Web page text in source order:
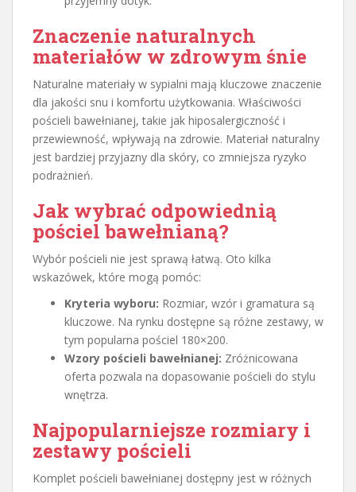
Znaczenie naturalnych
materiałów w zdrowym śnie
Naturalne materiały w sypialni mają kluczowe znaczenie
dla jakości snu i komfortu użytkowania. Właściwości
pościeli bawełnianej, takie jak hiposalergiczność i
przewiewność, wpływają na zdrowie. Materiał naturalny
jest bardziej przyjazny dla skóry, co zmniejsza ryzyko
podrażnień.
Jak wybrać odpowiednią
pościel bawełnianą?
Wybór pościeli nie jest sprawą łatwą. Oto kilka
wskazówek, które mogą pomóc:
Kryteria wyboru: Rozmiar, wzór i gramatura są
kluczowe. Na rynku dostępne są różne zestawy, w
tym popularna pościel 180×200.
Wzory pościeli bawełnianej: Zróżnicowana
oferta pozwala na dopasowanie pościeli do stylu
wnętrza.
Najpopularniejsze rozmiary i
zestawy pościeli
Komplet pościeli bawełnianej dostępny jest w różnych